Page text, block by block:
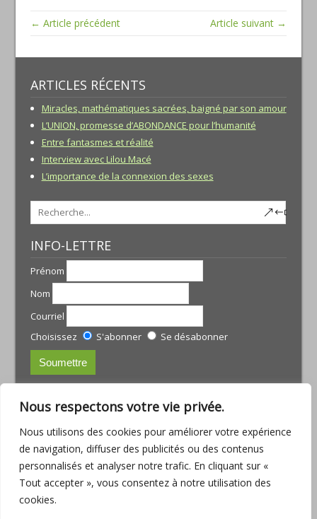
Nous respectons votre vie privée.
Nous utilisons des cookies pour améliorer votre expérience
de navigation, diffuser des publicités ou des contenus
personnalisés et analyser notre trafic. En cliquant sur «
Tout accepter », vous consentez à notre utilisation des
cookies.
← Article précédent Article suivant →
ARTICLES RÉCENTS
Miracles, mathématiques sacrées, baigné par son amour
L’UNION, promesse d’ABONDANCE pour l’humanité
Entre fantasmes et réalité
Interview avec Lilou Macé
L’importance de la connexion des sexes
INFO-LETTRE
Prénom
Nom
Courriel
Choisissez
S'abonner Se désabonner
courriel :julie@armoniamassotherapie.com
www.armoniamassotherapie.com
Téléphone : (418) 803-9918
JEAN-PHILIPPE RUETTE